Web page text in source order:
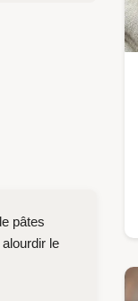
pâtes
le